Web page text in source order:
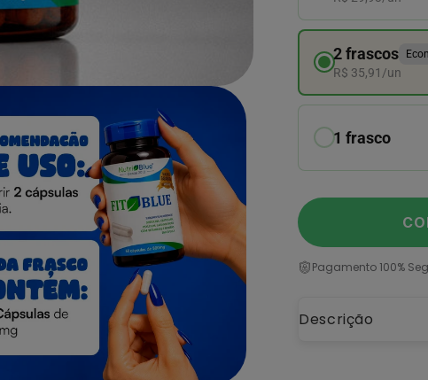
2 frascos
R$ 35,91/un
1 frasco
Pagamento 100%
Descrição